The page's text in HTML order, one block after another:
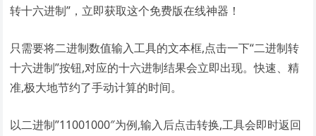
转十六进制”，立即获取这个免费版在线神器！
只需要将二进制数值输入工具的文本框,点击一下“二进制转
十六进制”按钮,对应的十六进制结果会立即出现。快速、精
准,极大地节约了手动计算的时间。
以二进制”11001000″为例,输入后点击转换,工具会即时返回